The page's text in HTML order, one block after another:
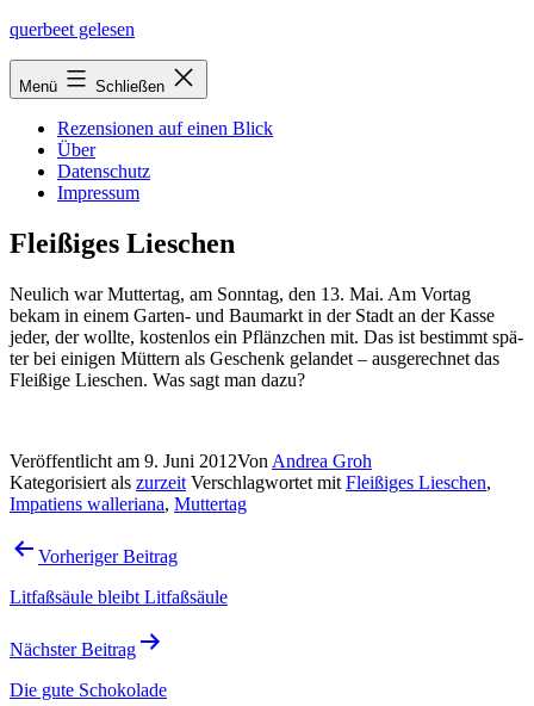
Zum
springen
querbeet gelesen
Menü Schließen
Rezensionen auf einen Blick
Über
Datenschutz
Impressum
Fleißiges Lieschen
Neulich war Muttertag, am Sonntag, den 13. Mai. Am Vortag
bekam in einem Garten- und Baumarkt in der Stadt an der Kasse
jeder, der woll­te, kos­ten­los ein Pflänzchen mit. Das ist bestimmt spä­
ter bei eini­gen Müttern als Geschenk gelan­det – aus­ge­rech­net das
Fleißige Lieschen. Was sagt man dazu?
Veröffentlicht am 9. Juni 2012Von Andrea Groh
Kategorisiert als zurzeit Verschlagwortet mit Fleißiges Lieschen,
Impatiens walleriana, Muttertag
Beitragsnavigation
Vorheriger Beitrag
Litfaßsäule bleibt Litfaßsäule
Nächster Beitrag
Die gute Schokolade